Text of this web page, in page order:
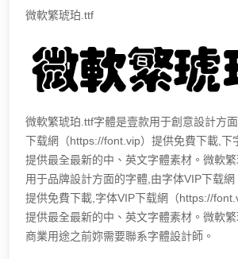
微軟繁琥珀.ttf
微軟繁琥珀.ttf字體是壹款用于創意設計方
下载網（https://font.vip）提供免費下載,下
提供最全最新的中、英文字體素材。微軟
用于品牌設計方面的字體,由字体VIP下载網
提供免費下載,字体VIP下载網（https://
提供最全最新的中、英文字體素材。微軟
商業用途之前妳需要聯系字體設計師。